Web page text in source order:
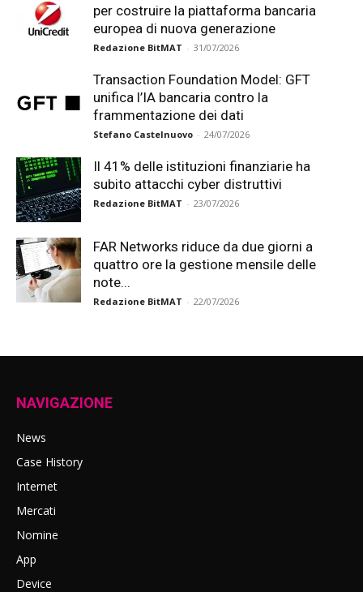
per costruire la piattaforma bancaria
europea di nuova generazione
Redazione BitMAT - 31/07/2026
Transaction Foundation Model: GFT
unifica l’IA bancaria contro la
frammentazione dei dati
Stefano Castelnuovo - 24/07/2026
Il 41% delle istituzioni finanziarie ha
subito attacchi cyber distruttivi
Redazione BitMAT - 23/07/2026
FAR Networks riduce da due giorni a
quattro ore la gestione mensile delle
note...
Redazione BitMAT - 22/07/2026
NAVIGAZIONE
News
Case History
Internet
Mercati
Nomine
App
Device